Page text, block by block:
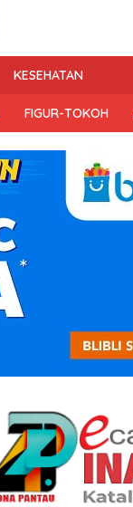
KESEHATAN
FIGUR-TOKOH